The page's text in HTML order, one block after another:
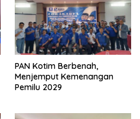
PAN Kotim Berbenah,
Menjemput Kemenangan
Pemilu 2029